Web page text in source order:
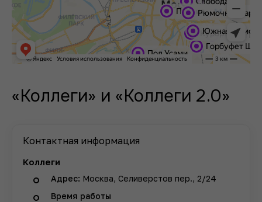
«Коллеги» и «Коллеги 2.0»
Контактная информация
Коллеги
Адрес: Москва, Селиверстов пер., 2/24
Время работы